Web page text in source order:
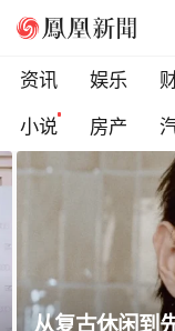
资讯 娱乐
小说
房产
瑞士军工品质